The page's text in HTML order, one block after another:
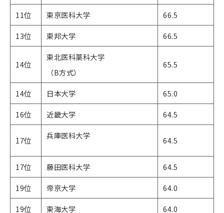
11位
東京医科大学
66.5
13位
東邦大学 66.5
14位
東北医科薬科大学
（B方式）
65.5
14位 日本大学
65.0
16位
近畿大学 64.5
17位 兵庫医科大学 64.5
17位 藤田医科大学
64.5
19位
帝京大学
64.0
19位
東海大学 64.0